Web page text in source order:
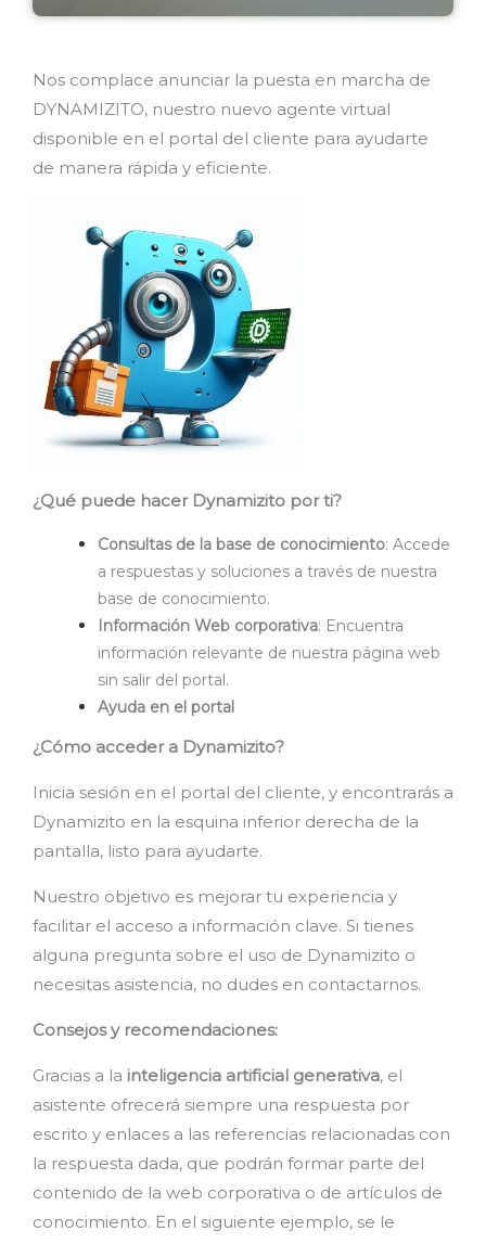
Nos complace anunciar la puesta en marcha de
DYNAMIZITO, nuestro nuevo agente virtual
disponible en el portal del cliente para ayudarte
de manera rápida y eficiente.
¿Qué puede hacer Dynamizito por ti?
Consultas de la base de conocimiento: Accede
a respuestas y soluciones a través de nuestra
base de conocimiento.
Información Web corporativa: Encuentra
información relevante de nuestra página web
sin salir del portal.
Ayuda en el portal
¿Cómo acceder a Dynamizito?
Inicia sesión en el portal del cliente, y encontrarás a
Dynamizito en la esquina inferior derecha de la
pantalla, listo para ayudarte.
Nuestro objetivo es mejorar tu experiencia y
facilitar el acceso a información clave. Si tienes
alguna pregunta sobre el uso de Dynamizito o
necesitas asistencia, no dudes en contactarnos.
Consejos y recomendaciones:
Gracias a la inteligencia artificial generativa, el
asistente ofrecerá siempre una respuesta por
escrito y enlaces a las referencias relacionadas con
la respuesta dada, que podrán formar parte del
contenido de la web corporativa o de artículos de
conocimiento. En el siguiente ejemplo, se le